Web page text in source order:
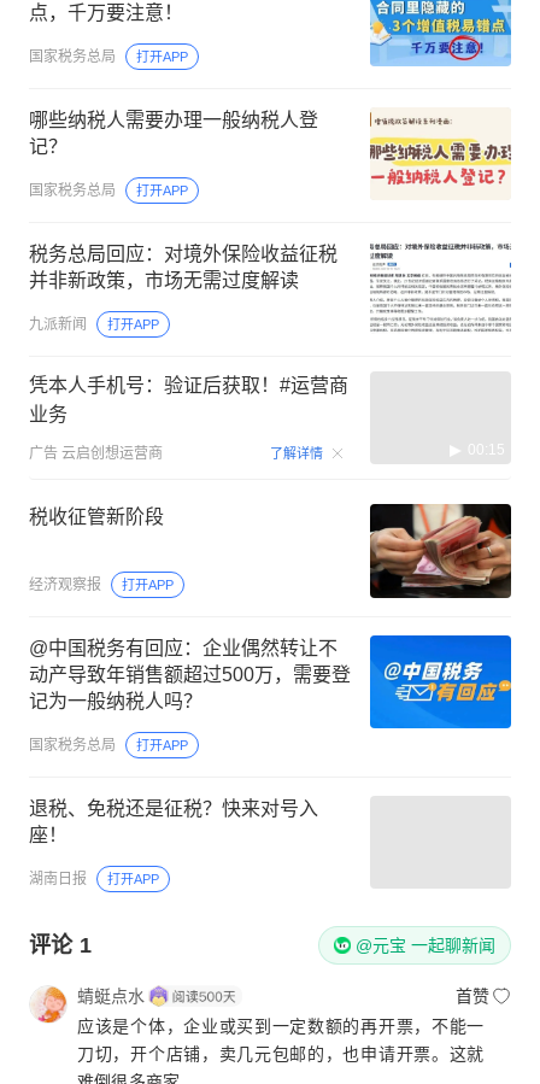
点，千万要注意！
国家税务总局 打开APP
哪些纳税人需要办理一般纳税人登
记？
国家税务总局 打开APP
税务总局回应：对境外保险收益征税
并非新政策，市场无需过度解读
九派新闻 打开APP
凭本人手机号：验证后获取！#运营商
业务
广告 云启创想运营商 了解详情 00:15
税收征管新阶段
经济观察报 打开APP
@中国税务有回应：企业偶然转让不
动产导致年销售额超过500万，需要登
记为一般纳税人吗？
国家税务总局 打开APP
退税、免税还是征税？快来对号入
座！
湖南日报 打开APP
评论 1 @元宝 一起聊新闻
蜻蜓点水
首赞
应该是个体，企业或买到一定数额的再开票，不能一
刀切，开个店铺，卖几元包邮的，也申请开票。这就